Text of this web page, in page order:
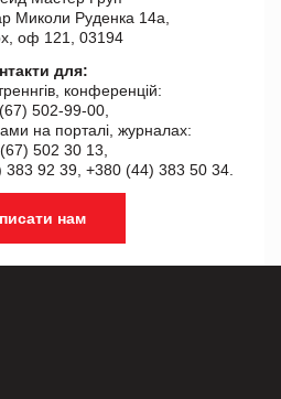
Миколи Руденка 14а,
оф 121, 03194
для:
конференцій:
502-99-00,
на порталі, журналах:
502 30 13,
383 92 39, +380 (44) 383 50 34.
нам